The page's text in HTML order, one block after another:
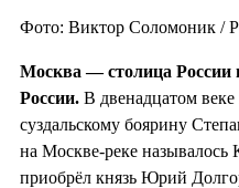
Фото: Виктор Соломоник /
Москва — столица России
России. В двенадцатом
суздальскому боярину
на Москве-реке называлось
приобрёл князь Юрий